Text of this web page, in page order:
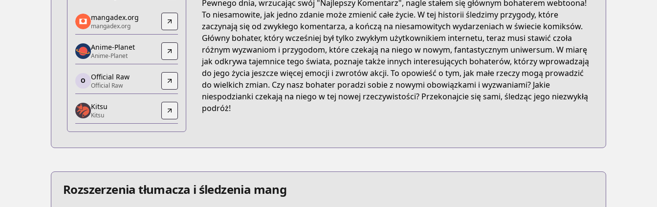
mangadex.org
mangadex.org
https://mangadex.org/title/6994b74a-2ecd-4a54-8d23-d2adff5e0b0c
Anime-Planet
Anime-Planet
https://www.anime-planet.com/manga/player
Official Raw
Official Raw
https://comic.naver.com/webtoon/list.nhn?titleId=745876
Kitsu
Kitsu
mangadex.org
mangadex.org
Anime-Planet
Anime-Planet
O Official Raw
Official Raw
Kitsu
Kitsu
Pewnego dnia, wrzucając swój "Najlepszy Komentarz", nagle stałem się głównym bohaterem webtoona!
To niesamowite, jak jedno zdanie może zmienić całe życie. W tej historii śledzimy przygody, które
zaczynają się od zwykłego komentarza, a kończą na niesamowitych wydarzeniach w świecie komiksów.
Główny bohater, który wcześniej był tylko zwykłym użytkownikiem internetu, teraz musi stawić czoła
różnym wyzwaniom i przygodom, które czekają na niego w nowym, fantastycznym uniwersum. W miarę
jak odkrywa tajemnice tego świata, poznaje także innych interesujących bohaterów, którzy wprowadzają
do jego życia jeszcze więcej emocji i zwrotów akcji. To opowieść o tym, jak małe rzeczy mogą prowadzić
do wielkich zmian. Czy nasz bohater poradzi sobie z nowymi obowiązkami i wyzwaniami? Jakie
niespodzianki czekają na niego w tej nowej rzeczywistości? Przekonajcie się sami, śledząc jego niezwykłą
podróż!
Rozszerzenia tłumacza i śledzenia mang